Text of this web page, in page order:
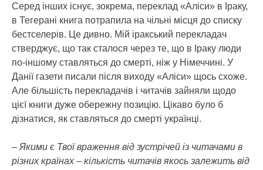
Серед інших існує, зокрема, переклад «Аліси» в Іраку,
в Тегерані книга потрапила на чільні місця до списку
бестселерів. Це дивно. Мій іракський перекладач
стверджує, що так сталося через те, що в Іраку люди
по-іншому ставляться до смерті, ніж у Німеччині. У
Данії газети писали після виходу «Аліси» щось схоже.
Але більшість перекладачів і читачів зайняли щодо
цієї книги дуже обережну позицію. Цікаво було б
дізнатися, як ставляться до смерті українці.
– Якими є Твої враження від зустрічей із читачами в
різних країнах – кількість читачів якось залежить від